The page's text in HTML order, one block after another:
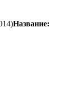
Название: